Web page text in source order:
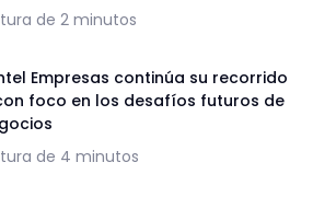
de 2 minutos
Empresas continúa su recorrido
foco en los desafíos futuros de
de 4 minutos